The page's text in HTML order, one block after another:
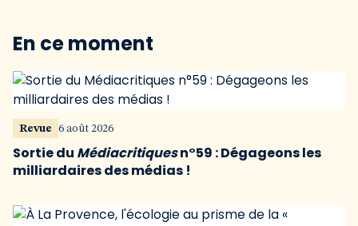
En ce moment
Revue 6 août 2026
Sortie du Médiacritiquesn°59 : Dégageons les
milliardaires des médias !